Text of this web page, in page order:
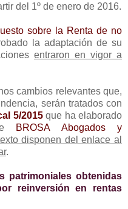
del 1º de enero de 2016.
sobre la Renta de no
la adaptación de su
entraron en vigor a
cambios relevantes que,
serán tratados con
5/2015que ha elaborado
BROSA Abogados y
disponen del enlace al
.
patrimoniales obtenidas
reinversión en rentas